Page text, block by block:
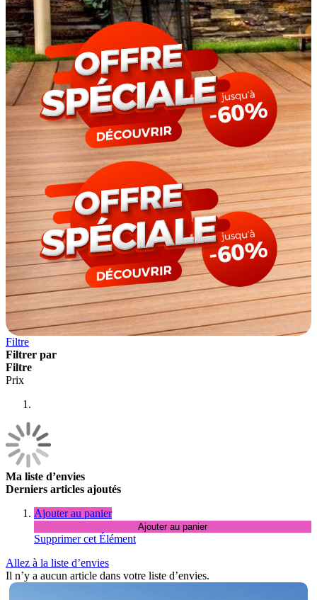
Filtre
Filtrer par
Filtre
Prix
Ma liste d’envies
Derniers articles ajoutés
Ajouter au panier
Ajouter au panier
Supprimer cet Élément
Allez à la liste d’envies
Il n’y a aucun article dans votre liste d’envies.